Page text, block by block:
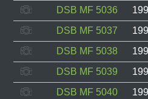
DSB MF 5036
DSB MF 5037
DSB MF 5038
DSB MF 5039
DSB MF 5040